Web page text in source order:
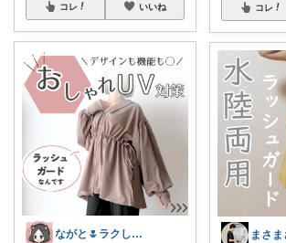
コレ いいね
ながと🌷ラクしてときめく暮らし
コレ